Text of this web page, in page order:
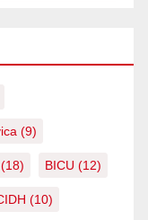
(9)
(18) BICU (12)
(10)